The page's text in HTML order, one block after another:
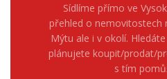
Sídlíme přímo ve
přehled o nemovitostech
Mýtu ale i v okolí.
plánujete koupit/prodat/
s tím